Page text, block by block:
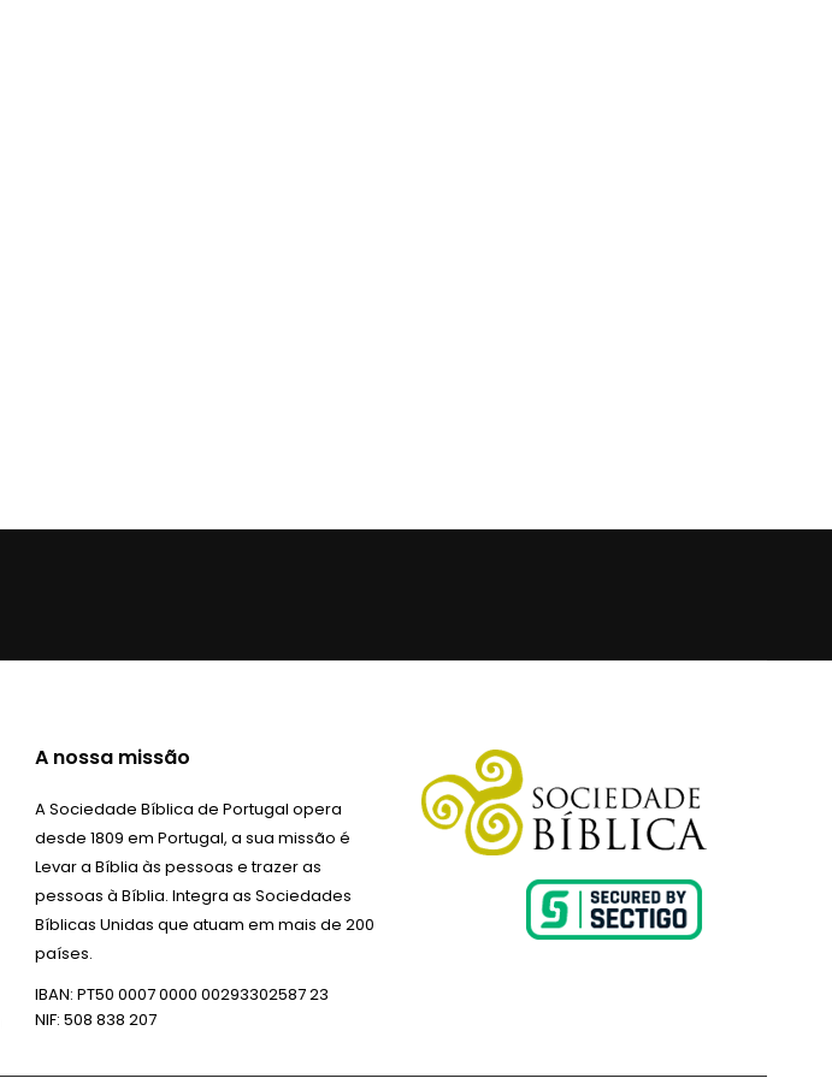
A nossa missão
A Sociedade Bíblica de Portugal opera
desde 1809 em Portugal, a sua missão é
Levar a Bíblia às pessoas e trazer as
pessoas à Bíblia. Integra as Sociedades
Bíblicas Unidas que atuam em mais de 200
países.
IBAN: PT50 0007 0000 00293302587 23
NIF: 508 838 207